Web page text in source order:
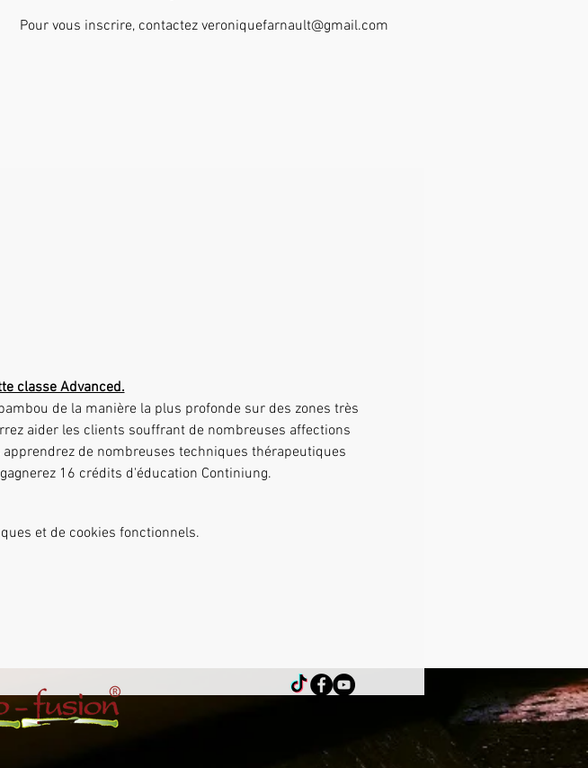
Pour vous inscrire, contactez veroniquefarnault@gmail.com
classe Advanced.
aider les clients souffrant de nombreuses affections
de nombreuses techniques thérapeutiques
16 crédits d'éducation Continiung.
et de cookies fonctionnels.